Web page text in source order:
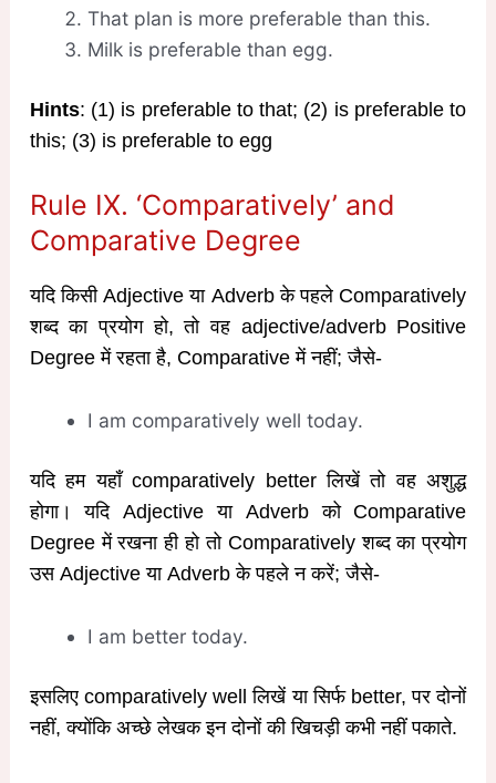
That plan is more preferable than this.
Milk is preferable than egg.
Hints: (1) is preferable to that; (2) is preferable to
this; (3) is preferable to egg
Rule IX. ‘Comparatively’ and
Comparative Degree
यदि किसी Adjective या Adverb के पहले Comparatively
शब्द का प्रयोग हो, तो वह adjective/adverb Positive
Degree में रहता है, Comparative में नहीं; जैसे-
I am comparatively well today.
यदि हम यहाँ comparatively better लिखें तो वह अशुद्ध
होगा। यदि Adjective या Adverb को Comparative
Degree में रखना ही हो तो Comparatively शब्द का प्रयोग
उस Adjective या Adverb के पहले न करें; जैसे-
I am better today.
इसलिए comparatively well लिखें या सिर्फ better, पर दोनों
नहीं, क्योंकि अच्छे लेखक इन दोनों की खिचड़ी कभी नहीं पकाते.